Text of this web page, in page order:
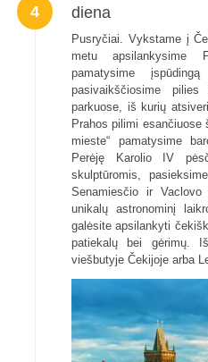
4 diena
Pusryčiai. Vykstame į
metu apsilankysime
pamatysime
pasivaikščiosime
parkuose, iš kurių
Prahos pilimi esančiuose
mieste“ pamatysime
Perėję Karolio IV
skulptūromis,
Senamiesčio ir
unikalų astronominį
galėsite apsilankyti
patiekalų bei gėrimų.
viešbutyje Čekijoje arba